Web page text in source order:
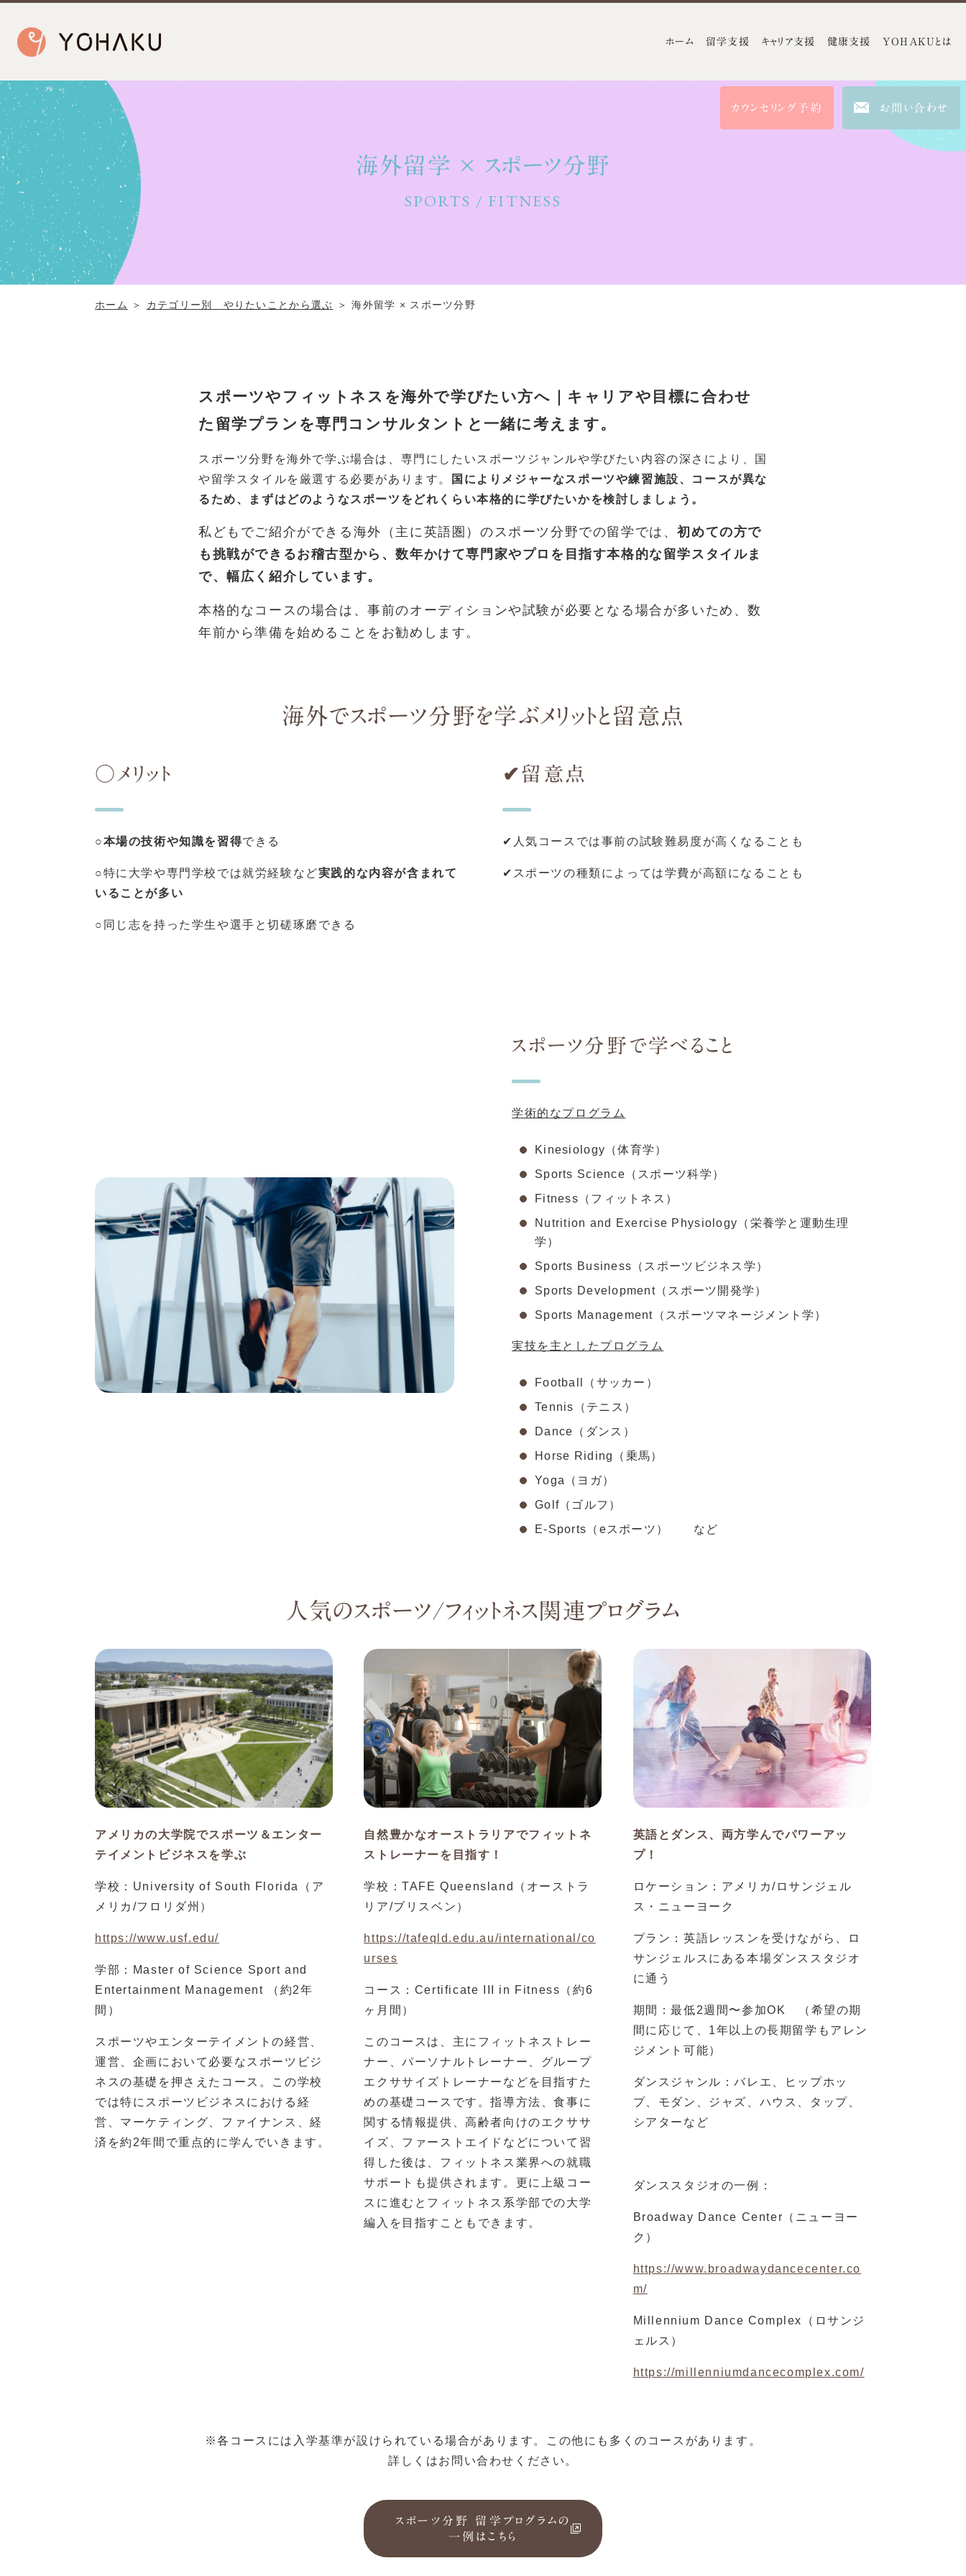
ホーム 留学支援 キャリア支援 健康支援 YOHAKUとは
カウンセリング予約 お問い合わせ
海外留学 × スポーツ分野
SPORTS / FITNESS
ホーム ＞ カテゴリー別 やりたいことから選ぶ ＞海外留学 × スポーツ分野
スポーツやフィットネスを海外で学びたい方へ｜キャリアや目標に合わせ
た留学プランを専門コンサルタントと一緒に考えます。
スポーツ分野を海外で学ぶ場合は、専門にしたいスポーツジャンルや学びたい内容の深さにより、国
や留学スタイルを厳選する必要があります。
国によりメジャーなスポーツや練習施設、コースが異な
るため、まずはどのようなスポーツをどれくらい本格的に学びたいかを検討しましょう。
私どもでご紹介ができる海外（主に英語圏）のスポーツ分野での留学では、初めての方で
も挑戦ができるお稽古型から、数年かけて専門家やプロを目指す本格的な留学スタイルま
で、幅広く紹介しています。
本格的なコースの場合は、事前のオーディションや試験が必要となる場合が多いため、数
年前から準備を始めることをお勧めします。
海外でスポーツ分野を学ぶメリットと留意点
○メリット
○本場の技術や知識を習得できる
○特に大学や専門学校では就労経験など実践的な内容が含まれて
いることが多い
○同じ志を持った学生や選手と切磋琢磨できる
✔留意点
✔人気コースでは事前の試験難易度が高くなることも
✔スポーツの種類によっては学費が高額になることも
スポーツ分野で学べること
学術的なプログラム
Kinesiology（体育学）
Sports Science（スポーツ科学）
Fitness（フィットネス）
Nutrition and Exercise Physiology（栄養学と運動生理
学）
Sports Business（スポーツビジネス学）
Sports Development（スポーツ開発学）
Sports Management（スポーツマネージメント学）
実技を主としたプログラム
Football（サッカー）
Tennis（テニス）
Dance（ダンス）
Horse Riding（乗馬）
Yoga（ヨガ）
Golf（ゴルフ）
E-Sports（eスポーツ） など
人気のスポーツ/フィットネス関連プログラム
アメリカの大学院でスポーツ＆エンター
テイメントビジネスを学ぶ
学校：University of South Florida（ア
メリカ/フロリダ州）
https://www.usf.edu/
学部：Master of Science Sport and
Entertainment Management （約2年
間）
スポーツやエンターテイメントの経営、
運営、企画において必要なスポーツビジ
ネスの基礎を押さえたコース。この学校
では特にスポーツビジネスにおける経
営、マーケティング、ファイナンス、経
済を約2年間で重点的に学んでいきます。
自然豊かなオーストラリアでフィットネ
ストレーナーを目指す！
学校：TAFE Queensland（オーストラ
リア/ブリスベン）
https://tafeqld.edu.au/international/co
urses
コース：Certificate III in Fitness（約6
ヶ月間）
このコースは、主にフィットネストレー
ナー、パーソナルトレーナー、グループ
エクササイズトレーナーなどを目指すた
めの基礎コースです。指導方法、食事に
関する情報提供、高齢者向けのエクササ
イズ、ファーストエイドなどについて習
得した後は、フィットネス業界への就職
サポートも提供されます。更に上級コー
スに進むとフィットネス系学部での大学
編入を目指すこともできます。
英語とダンス、両方学んでパワーアッ
プ！
ロケーション：アメリカ/ロサンジェル
ス・ニューヨーク
プラン：英語レッスンを受けながら、ロ
サンジェルスにある本場ダンススタジオ
に通う
期間：最低2週間〜参加OK （希望の期
間に応じて、1年以上の長期留学もアレン
ジメント可能）
ダンスジャンル：バレエ、ヒップホッ
プ、モダン、ジャズ、ハウス、タップ、
シアターなど
ダンススタジオの一例：
Broadway Dance Center（ニューヨー
ク）
https://www.broadwaydancecenter.co
m/
Millennium Dance Complex（ロサンジ
ェルス）
https://millenniumdancecomplex.com/
※各コースには入学基準が設けられている場合があります。この他にも多くのコースがあります。
詳しくはお問い合わせください。
スポーツ分野 留学プログラムの
一例はこちら